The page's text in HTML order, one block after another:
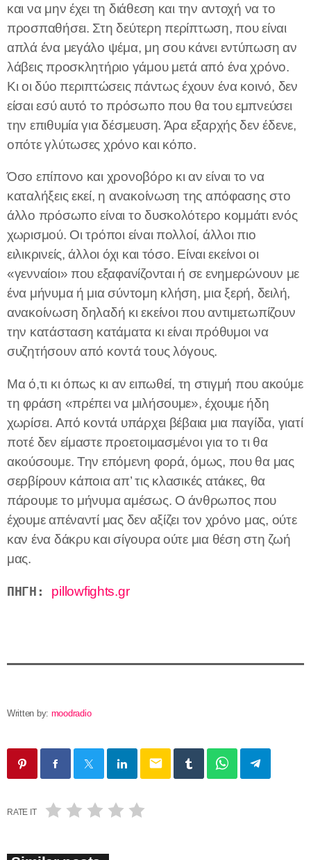
και να μην έχει τη διάθεση και την αντοχή να το
προσπαθήσει. Στη δεύτερη περίπτωση, που είναι
απλά ένα μεγάλο ψέμα, μη σου κάνει εντύπωση αν
λάβεις προσκλητήριο γάμου μετά από ένα χρόνο.
Κι οι δύο περιπτώσεις πάντως έχουν ένα κοινό, δεν
είσαι εσύ αυτό το πρόσωπο που θα του εμπνεύσει
την επιθυμία για δέσμευση. Άρα εξαρχής δεν έδενε,
οπότε γλύτωσες χρόνο και κόπο.
Όσο επίπονο και χρονοβόρο κι αν είναι το να
καταλήξεις εκεί, η ανακοίνωση της απόφασης στο
άλλο πρόσωπο είναι το δυσκολότερο κομμάτι ενός
χωρισμού. Οι τρόποι είναι πολλοί, άλλοι πιο
ειλικρινείς, άλλοι όχι και τόσο. Είναι εκείνοι οι
«γενναίοι» που εξαφανίζονται ή σε ενημερώνουν με
ένα μήνυμα ή μια σύντομη κλήση, μια ξερή, δειλή,
ανακοίνωση δηλαδή κι εκείνοι που αντιμετωπίζουν
την κατάσταση κατάματα κι είναι πρόθυμοι να
συζητήσουν από κοντά τους λόγους.
Μα ό,τι κι όπως κι αν ειπωθεί, τη στιγμή που ακούμε
τη φράση «πρέπει να μιλήσουμε», έχουμε ήδη
χωρίσει. Από κοντά υπάρχει βέβαια μια παγίδα, γιατί
ποτέ δεν είμαστε προετοιμασμένοι για το τι θα
ακούσουμε. Την επόμενη φορά, όμως, που θα μας
σερβίρουν κάποια απ’ τις κλασικές ατάκες, θα
πάρουμε το μήνυμα αμέσως. Ο άνθρωπος που
έχουμε απέναντί μας δεν αξίζει τον χρόνο μας, ούτε
καν ένα δάκρυ και σίγουρα ούτε μια θέση στη ζωή
μας.
ΠΗΓΗ: pillowfights.gr
Written by: moodradio
email
RATE IT